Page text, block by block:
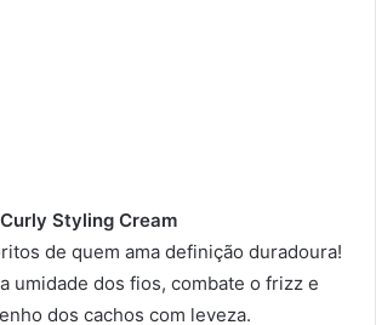
Styling Cream
de quem ama definição duradoura!
umidade dos fios, combate o frizz e
dos cachos com leveza.